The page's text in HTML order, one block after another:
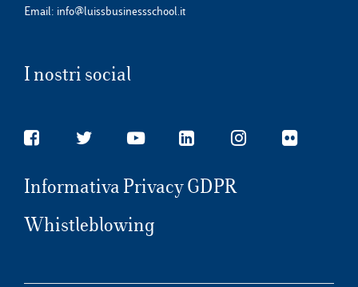
Email: info@luissbusinessschool.it
I nostri social
Informativa Privacy GDPR
Whistleblowing